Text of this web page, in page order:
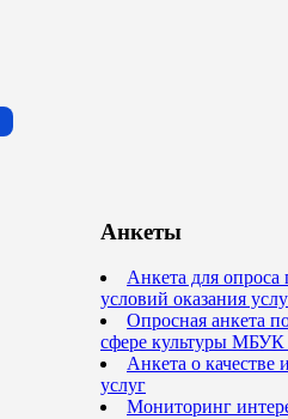
Анкеты
Анкета для опроса
условий оказания
Опросная анкета
сфере культуры МБУК
Анкета о качестве
услуг
Мониторинг